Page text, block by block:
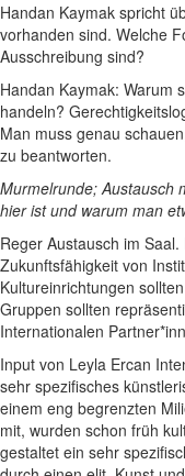
Handan Kaymak spricht
vorhanden sind. Welche
Ausschreibung sind?
Handan Kaymak: Warum
handeln?
Man muss genau
zu beantworten.
Murmelrunde; Austausch
hier ist und warum man
Reger Austausch im
Zukunftsfähigkeit von
Kultureinrichtungen
Gruppen sollten
Internationalen
Input von Leyla Ercan
sehr spezifisches
einem eng begrenzten
mit, wurden schon früh
gestaltet ein sehr